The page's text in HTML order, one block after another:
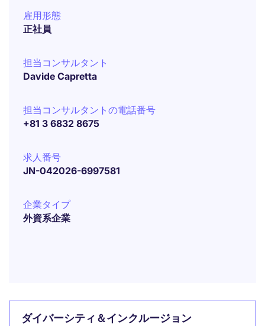
雇用形態
正社員
担当コンサルタント
Davide Capretta
担当コンサルタントの電話番号
+81 3 6832 8675
求人番号
JN-042026-6997581
企業タイプ
外資系企業
ダイバーシティ＆インクルージョン